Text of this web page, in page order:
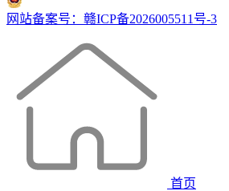
网站备案号：赣ICP备2026005511号-3
首页